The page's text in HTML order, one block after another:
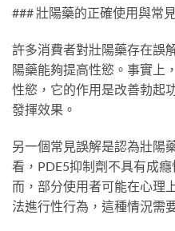
### 壯陽藥的正確使用與常
許多消費者對壯陽藥存在誤
陽藥能夠提高性慾。事實上
性慾，它的作用是改善勃起
發揮效果。
另一個常見誤解是認為壯陽
看，PDE5抑制劑不具有成
而，部分使用者可能在心理
法進行性行為，這種情況需